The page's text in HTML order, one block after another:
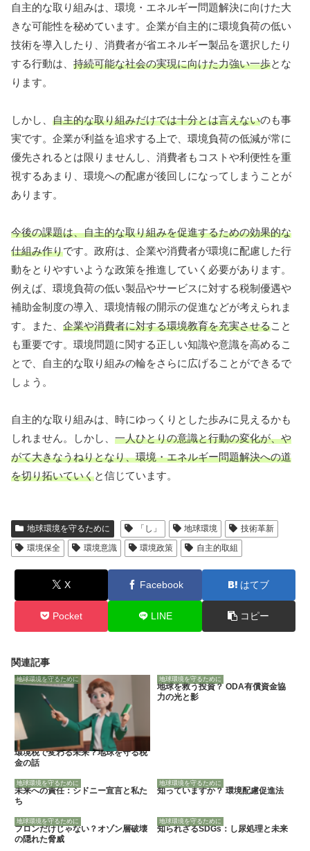
自主的な取り組みは、環境・エネルギー問題解決に向けた大
きな可能性を秘めています。企業が自主的に環境負荷の低い
技術を導入したり、消費者が省エネルギー製品を選択したり
する行動は、 持続可能な社会の実現に向けた力強い一歩とな
ります。
しかし、 自主的な取り組みだけでは十分とは言えないのも事
実です。企業が利益を追求する上で、環境負荷の低減が常に
優先されるとは限りませんし、消費者もコストや利便性を重
視するあまり、環境への配慮が後回しになってしまうことが
あります。
今後の課題は、自主的な取り組みを促進するための効果的な
仕組み作りです。政府は、企業や消費者が環境に配慮した行
動をとりやすいような政策を推進していく必要があります。
例えば、環境負荷の低い製品やサービスに対する税制優遇や
補助金制度の導入、環境情報の開示の促進などが考えられま
す。また、 企業や消費者に対する環境教育を充実させること
も重要です。環境問題に関する正しい知識や意識を高めるこ
とで、自主的な取り組みの輪をさらに広げることができるで
しょう。
自主的な取り組みは、時にゆっくりとした歩みに見えるかも
しれません。しかし、 一人ひとりの意識と行動の変化が、や
がて大きなうねりとなり、環境・エネルギー問題解決への道
を切り拓いていくと信じています。
地球環境を守るために 「し」 地球環境
技術革新
環境保全
環境意識 環境政策 自主的取組
X Facebook はてブ
Pocket LINE コピー
関連記事
地球環境を守るために
環境税で変わる未来？地球を守る税
金の話
地球環境を守るために
地球を救う投資？ ODA有償資金協
力の光と影
地球環境を守るために
未来への責任：シドニー宣言と私た
ち
地球環境を守るために
知っていますか？ 環境配慮促進法
地球環境を守るために
フロンだけじゃない？オゾン層破壊
の隠れた脅威
地球環境を守るために
知られざるSDGs：し尿処理と未来